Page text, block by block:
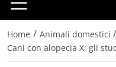
Home / Animali domestici /
Cani con alopecia X: gli